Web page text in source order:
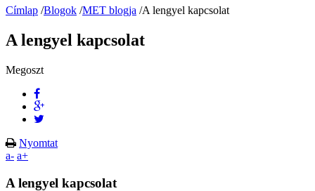
Címlap /Blogok /MET blogja /A lengyel kapcsolat
A lengyel kapcsolat
Megoszt
Nyomtat
a- a+
A lengyel kapcsolat